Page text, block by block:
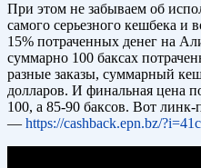
При этом не забываем об
самого серьезного кешбека и
15% потраченных денег на
суммарно 100 баксах
разные заказы, суммарный
долларов. И финальная цена
100, а 85-90 баксов. Вот
— https://cashback.epn.bz/